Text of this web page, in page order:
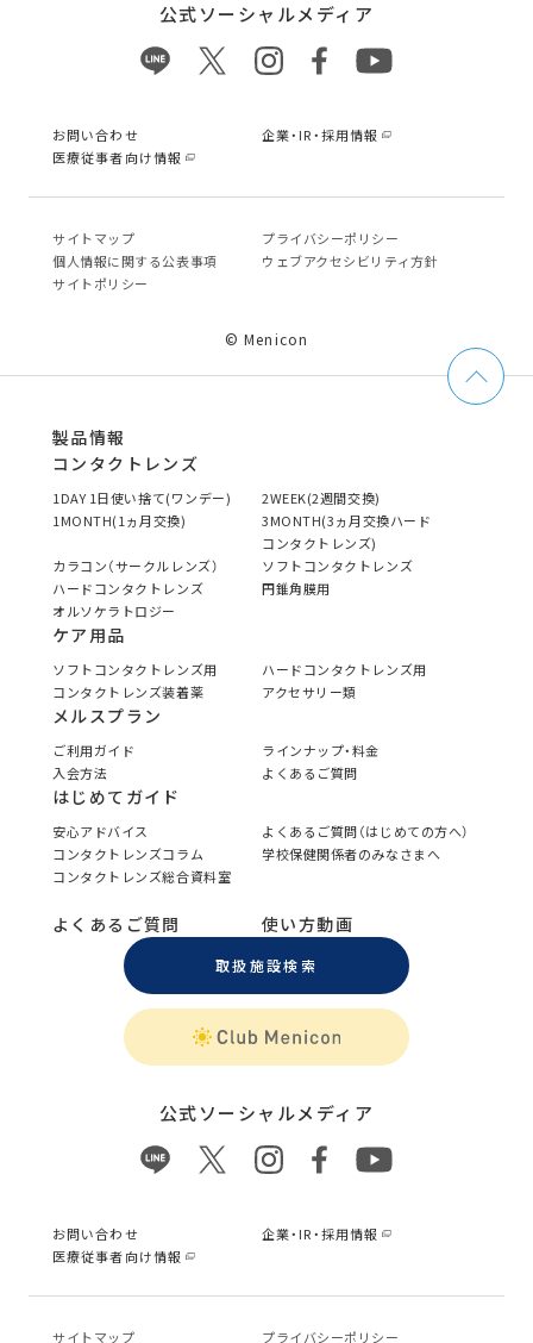
公式ソーシャルメディア
お問い合わせ
企業・IR・採用情報
医療従事者向け情報
サイトマップ
プライバシーポリシー
個⼈情報に関する公表事項
ウェブアクセシビリティ方針
サイトポリシー
© Menicon
製品情報
コンタクトレンズ
1DAY 1日使い捨て(ワンデー)
2WEEK(2週間交換)
1MONTH(1ヵ月交換)
3MONTH(3ヵ月交換ハード
コンタクトレンズ)
カラコン（サークルレンズ）
ソフトコンタクトレンズ
ハードコンタクトレンズ
円錐角膜用
オルソケラトロジー
ケア用品
ソフトコンタクトレンズ用
ハードコンタクトレンズ用
コンタクトレンズ装着薬
アクセサリー類
メルスプラン
ご利用ガイド
ラインナップ・料金
入会方法
よくあるご質問
はじめてガイド
安心アドバイス
よくあるご質問（はじめての方へ）
コンタクトレンズコラム
学校保健関係者のみなさまへ
コンタクトレンズ総合資料室
よくあるご質問 使い方動画
取扱施設検索
公式ソーシャルメディア
お問い合わせ
企業・IR・採用情報
医療従事者向け情報
サイトマップ プライバシーポリシー